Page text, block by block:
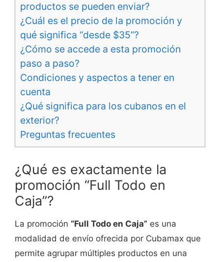
productos se pueden enviar?
¿Cuál es el precio de la promoción y
qué significa “desde $35”?
¿Cómo se accede a esta promoción
paso a paso?
Condiciones y aspectos a tener en
cuenta
¿Qué significa para los cubanos en el
exterior?
Preguntas frecuentes
¿Qué es exactamente la
promoción “Full Todo en
Caja”?
La promoción “Full Todo en Caja” es una
modalidad de envío ofrecida por Cubamax que
permite agrupar múltiples productos en una